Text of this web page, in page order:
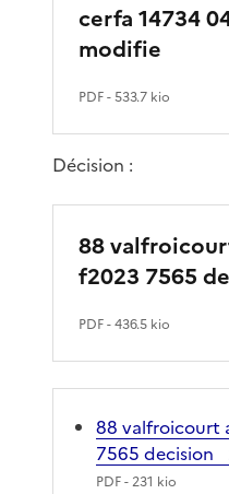
cerfa 14734
modifie
PDF- 533.7 kio
Décision :
88
f2023 7565
PDF- 436.5 kio
88 valfroicourt
7565 decision
PDF- 231 kio